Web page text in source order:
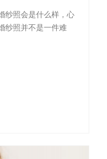
纱照会是什么样，心
纱照并不是一件难